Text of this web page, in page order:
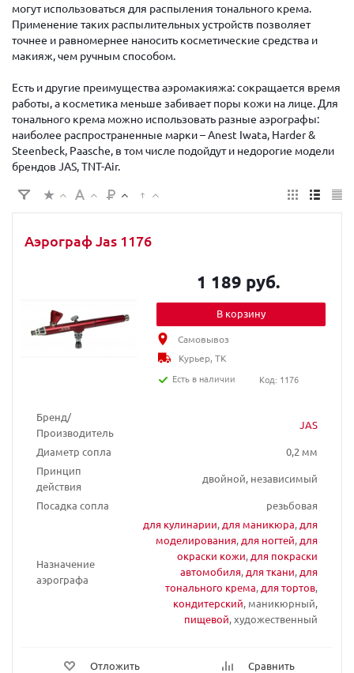
могут использоваться для распыления тонального крема.
Применение таких распылительных устройств позволяет
точнее и равномернее наносить косметические средства и
макияж, чем ручным способом.
Есть и другие преимущества аэромакияжа: сокращается время
работы, а косметика меньше забивает поры кожи на лице. Для
тонального крема можно использовать разные аэрографы:
наиболее распространенные марки – Anest Iwata, Harder &
Steenbeck, Paasche, в том числе подойдут и недорогие модели
брендов JAS, TNT-Air.
Аэрограф Jas 1176
Бренд/
Производитель
JAS
Диаметр сопла
0,2 мм
Принцип
действия
двойной, независимый
Посадка сопла
резьбовая
Назначение
аэрографа
для кулинарии, для маникюра, для
моделирования, для ногтей, для
окраски кожи, для покраски
автомобиля, для ткани, для
тонального крема, для тортов,
кондитерский, маникюрный,
пищевой, художественный
Отложить Сравнить
1 189 руб.
В корзину
Самовывоз
Курьер, ТК
Есть в наличии
Код: 1176